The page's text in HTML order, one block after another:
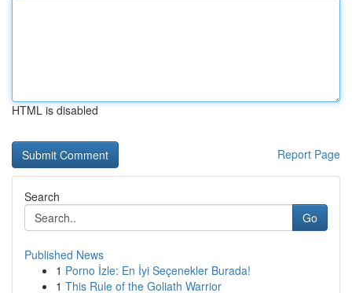
HTML is disabled
Report Page
Search
Go
Published News
1 Porno İzle: En İyi Seçenekler Burada!
1 This Rule of the Goliath Warrior